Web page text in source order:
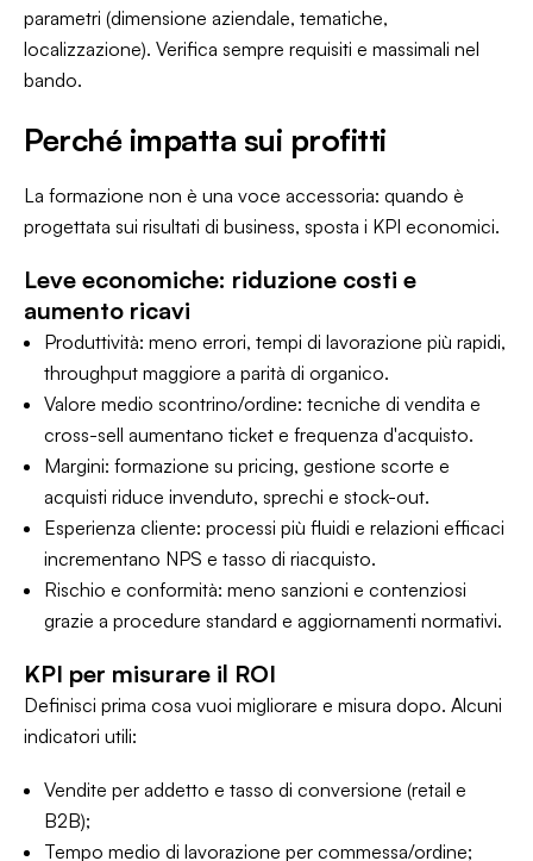
parametri (dimensione aziendale, tematiche,
localizzazione). Verifica sempre requisiti e massimali nel
bando.
Perché impatta sui profitti
La formazione non è una voce accessoria: quando è
progettata sui risultati di business, sposta i KPI economici.
Leve economiche: riduzione costi e
aumento ricavi
Produttività: meno errori, tempi di lavorazione più rapidi,
throughput maggiore a parità di organico.
Valore medio scontrino/ordine: tecniche di vendita e
cross-sell aumentano ticket e frequenza d'acquisto.
Margini: formazione su pricing, gestione scorte e
acquisti riduce invenduto, sprechi e stock-out.
Esperienza cliente: processi più fluidi e relazioni efficaci
incrementano NPS e tasso di riacquisto.
Rischio e conformità: meno sanzioni e contenziosi
grazie a procedure standard e aggiornamenti normativi.
KPI per misurare il ROI
Definisci prima cosa vuoi migliorare e misura dopo. Alcuni
indicatori utili:
Vendite per addetto e tasso di conversione (retail e
B2B);
Tempo medio di lavorazione per commessa/ordine;